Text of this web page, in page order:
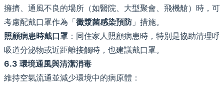
擁擠、通風不良的場所（如醫院、大型聚會、飛機艙）時，可
考慮配戴口罩作為「黴漿菌感染預防」措施。
照顧病患時戴口罩 ：同住家人照顧病患時，特別是協助清理呼
吸道分泌物或近距離接觸時，也建議戴口罩。
6.3 環境通風與清潔消毒
維持空氣流通並減少環境中的病原體：